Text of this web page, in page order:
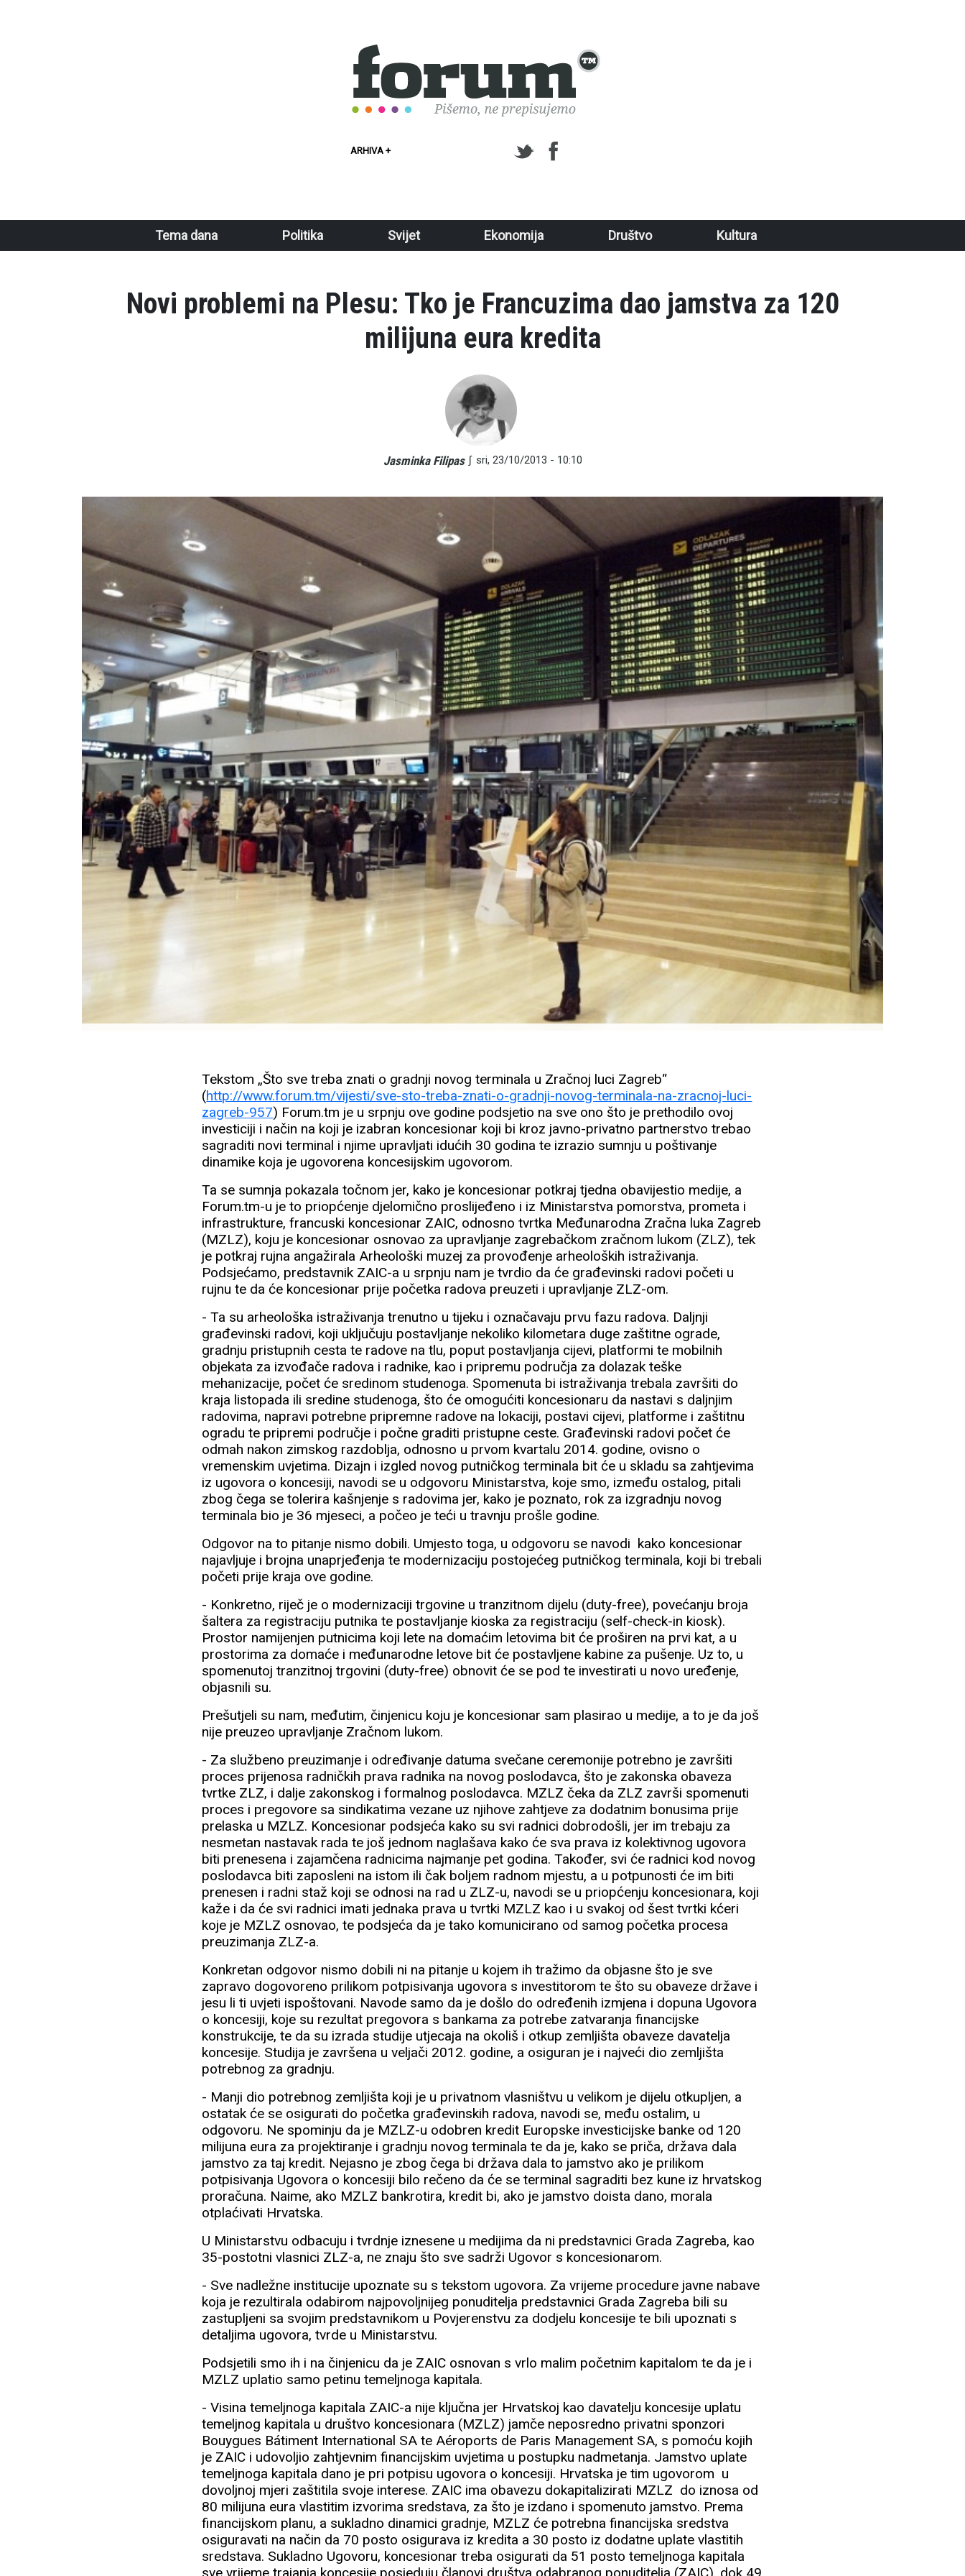
ARHIVA +
Tema dana Politika Svijet Ekonomija Društvo Kultura
Novi problemi na Plesu: Tko je Francuzima dao jamstva za 120
milijuna eura kredita
Jasminka Filipas ∫ sri, 23/10/2013 - 10:10
Tekstom „Što sve treba znati o gradnji novog terminala u Zračnoj luci Zagreb“
(http://www.forum.tm/vijesti/sve-sto-treba-znati-o-gradnji-novog-terminala-na-zracnoj-luci-
zagreb-957) Forum.tm je u srpnju ove godine podsjetio na sve ono što je prethodilo ovoj
investiciji i način na koji je izabran koncesionar koji bi kroz javno-privatno partnerstvo trebao
sagraditi novi terminal i njime upravljati idućih 30 godina te izrazio sumnju u poštivanje
dinamike koja je ugovorena koncesijskim ugovorom.
Ta se sumnja pokazala točnom jer, kako je koncesionar potkraj tjedna obavijestio medije, a
Forum.tm-u je to priopćenje djelomično proslijeđeno i iz Ministarstva pomorstva, prometa i
infrastrukture, francuski koncesionar ZAIC, odnosno tvrtka Međunarodna Zračna luka Zagreb
(MZLZ), koju je koncesionar osnovao za upravljanje zagrebačkom zračnom lukom (ZLZ), tek
je potkraj rujna angažirala Arheološki muzej za provođenje arheoloških istraživanja.
Podsjećamo, predstavnik ZAIC-a u srpnju nam je tvrdio da će građevinski radovi početi u
rujnu te da će koncesionar prije početka radova preuzeti i upravljanje ZLZ-om.
- Ta su arheološka istraživanja trenutno u tijeku i označavaju prvu fazu radova. Daljnji
građevinski radovi, koji uključuju postavljanje nekoliko kilometara duge zaštitne ograde,
gradnju pristupnih cesta te radove na tlu, poput postavljanja cijevi, platformi te mobilnih
objekata za izvođače radova i radnike, kao i pripremu područja za dolazak teške
mehanizacije, počet će sredinom studenoga. Spomenuta bi istraživanja trebala završiti do
kraja listopada ili sredine studenoga, što će omogućiti koncesionaru da nastavi s daljnjim
radovima, napravi potrebne pripremne radove na lokaciji, postavi cijevi, platforme i zaštitnu
ogradu te pripremi područje i počne graditi pristupne ceste. Građevinski radovi počet će
odmah nakon zimskog razdoblja, odnosno u prvom kvartalu 2014. godine, ovisno o
vremenskim uvjetima. Dizajn i izgled novog putničkog terminala bit će u skladu sa zahtjevima
iz ugovora o koncesiji, navodi se u odgovoru Ministarstva, koje smo, između ostalog, pitali
zbog čega se tolerira kašnjenje s radovima jer, kako je poznato, rok za izgradnju novog
terminala bio je 36 mjeseci, a počeo je teći u travnju prošle godine.
Odgovor na to pitanje nismo dobili. Umjesto toga, u odgovoru se navodi kako koncesionar
najavljuje i brojna unaprjeđenja te modernizaciju postojećeg putničkog terminala, koji bi trebali
početi prije kraja ove godine.
- Konkretno, riječ je o modernizaciji trgovine u tranzitnom dijelu (duty-free), povećanju broja
šaltera za registraciju putnika te postavljanje kioska za registraciju (self-check-in kiosk).
Prostor namijenjen putnicima koji lete na domaćim letovima bit će proširen na prvi kat, a u
prostorima za domaće i međunarodne letove bit će postavljene kabine za pušenje. Uz to, u
spomenutoj tranzitnoj trgovini (duty-free) obnovit će se pod te investirati u novo uređenje,
objasnili su.
Prešutjeli su nam, međutim, činjenicu koju je koncesionar sam plasirao u medije, a to je da još
nije preuzeo upravljanje Zračnom lukom.
- Za službeno preuzimanje i određivanje datuma svečane ceremonije potrebno je završiti
proces prijenosa radničkih prava radnika na novog poslodavca, što je zakonska obaveza
tvrtke ZLZ, i dalje zakonskog i formalnog poslodavca. MZLZ čeka da ZLZ završi spomenuti
proces i pregovore sa sindikatima vezane uz njihove zahtjeve za dodatnim bonusima prije
prelaska u MZLZ. Koncesionar podsjeća kako su svi radnici dobrodošli, jer im trebaju za
nesmetan nastavak rada te još jednom naglašava kako će sva prava iz kolektivnog ugovora
biti prenesena i zajamčena radnicima najmanje pet godina. Također, svi će radnici kod novog
poslodavca biti zaposleni na istom ili čak boljem radnom mjestu, a u potpunosti će im biti
prenesen i radni staž koji se odnosi na rad u ZLZ-u, navodi se u priopćenju koncesionara, koji
kaže i da će svi radnici imati jednaka prava u tvrtki MZLZ kao i u svakoj od šest tvrtki kćeri
koje je MZLZ osnovao, te podsjeća da je tako komunicirano od samog početka procesa
preuzimanja ZLZ-a.
Konkretan odgovor nismo dobili ni na pitanje u kojem ih tražimo da objasne što je sve
zapravo dogovoreno prilikom potpisivanja ugovora s investitorom te što su obaveze države i
jesu li ti uvjeti ispoštovani. Navode samo da je došlo do određenih izmjena i dopuna Ugovora
o koncesiji, koje su rezultat pregovora s bankama za potrebe zatvaranja financijske
konstrukcije, te da su izrada studije utjecaja na okoliš i otkup zemljišta obaveze davatelja
koncesije. Studija je završena u veljači 2012. godine, a osiguran je i najveći dio zemljišta
potrebnog za gradnju.
- Manji dio potrebnog zemljišta koji je u privatnom vlasništvu u velikom je dijelu otkupljen, a
ostatak će se osigurati do početka građevinskih radova, navodi se, među ostalim, u
odgovoru. Ne spominju da je MZLZ-u odobren kredit Europske investicijske banke od 120
milijuna eura za projektiranje i gradnju novog terminala te da je, kako se priča, država dala
jamstvo za taj kredit. Nejasno je zbog čega bi država dala to jamstvo ako je prilikom
potpisivanja Ugovora o koncesiji bilo rečeno da će se terminal sagraditi bez kune iz hrvatskog
proračuna. Naime, ako MZLZ bankrotira, kredit bi, ako je jamstvo doista dano, morala
otplaćivati Hrvatska.
U Ministarstvu odbacuju i tvrdnje iznesene u medijima da ni predstavnici Grada Zagreba, kao
35-postotni vlasnici ZLZ-a, ne znaju što sve sadrži Ugovor s koncesionarom.
- Sve nadležne institucije upoznate su s tekstom ugovora. Za vrijeme procedure javne nabave
koja je rezultirala odabirom najpovoljnijeg ponuditelja predstavnici Grada Zagreba bili su
zastupljeni sa svojim predstavnikom u Povjerenstvu za dodjelu koncesije te bili upoznati s
detaljima ugovora, tvrde u Ministarstvu.
Podsjetili smo ih i na činjenicu da je ZAIC osnovan s vrlo malim početnim kapitalom te da je i
MZLZ uplatio samo petinu temeljnoga kapitala.
- Visina temeljnoga kapitala ZAIC-a nije ključna jer Hrvatskoj kao davatelju koncesije uplatu
temeljnog kapitala u društvo koncesionara (MZLZ) jamče neposredno privatni sponzori
Bouygues Bátiment International SA te Aéroports de Paris Management SA, s pomoću kojih
je ZAIC i udovoljio zahtjevnim financijskim uvjetima u postupku nadmetanja. Jamstvo uplate
temeljnoga kapitala dano je pri potpisu ugovora o koncesiji. Hrvatska je tim ugovorom u
dovoljnoj mjeri zaštitila svoje interese. ZAIC ima obavezu dokapitalizirati MZLZ do iznosa od
80 milijuna eura vlastitim izvorima sredstava, za što je izdano i spomenuto jamstvo. Prema
financijskom planu, a sukladno dinamici gradnje, MZLZ će potrebna financijska sredstva
osiguravati na način da 70 posto osigurava iz kredita a 30 posto iz dodatne uplate vlastitih
sredstava. Sukladno Ugovoru, koncesionar treba osigurati da 51 posto temeljnoga kapitala